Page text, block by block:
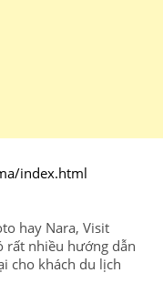
index.html
hay Nara, Visit
rất nhiều hướng dẫn
cho khách du lịch